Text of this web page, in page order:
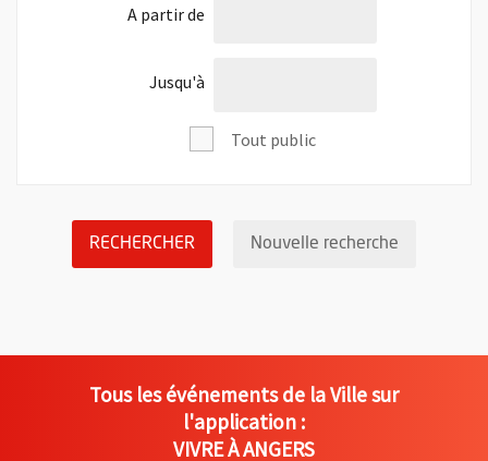
A partir del'âge de
Jusqu'àl'âge de
Tout public
RECHERCHER LANCER LA RECHERCHE DES
Nouvelle recherche
Tous les événements de la Ville sur
l'application :
VIVRE À ANGERS